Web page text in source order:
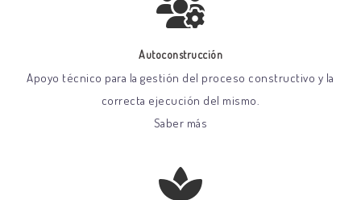
Autoconstrucción
Apoyo técnico para la gestión del proceso constructivo y la
correcta ejecución del mismo.
Saber más